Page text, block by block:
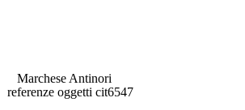
Marchese Antinori